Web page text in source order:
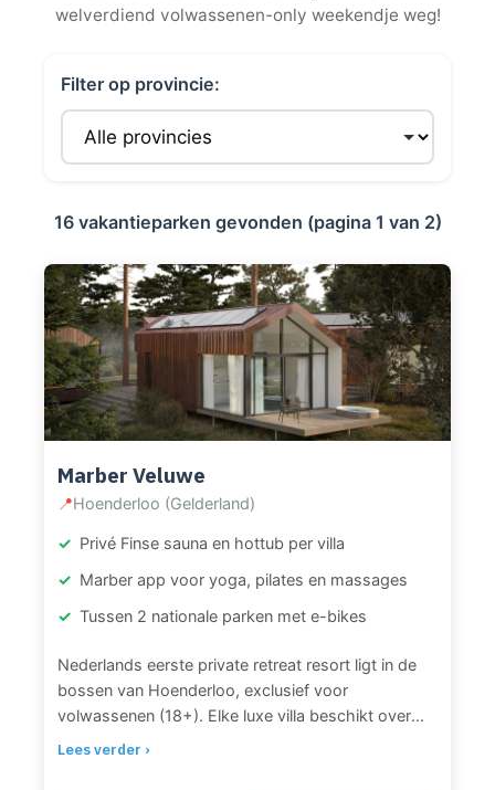
welverdiend volwassenen-only weekendje weg!
Filter op provincie:
16 vakantieparken gevonden (pagina 1 van 2)
Marber Veluwe
📍Hoenderloo (Gelderland)
Privé Finse sauna en hottub per villa
Marber app voor yoga, pilates en massages
Tussen 2 nationale parken met e-bikes
Nederlands eerste private retreat resort ligt in de
bossen van Hoenderloo, exclusief voor
volwassenen (18+). Elke luxe villa beschikt over
een privé Finse sauna en verwarmde buitenbad op
Lees verder ›